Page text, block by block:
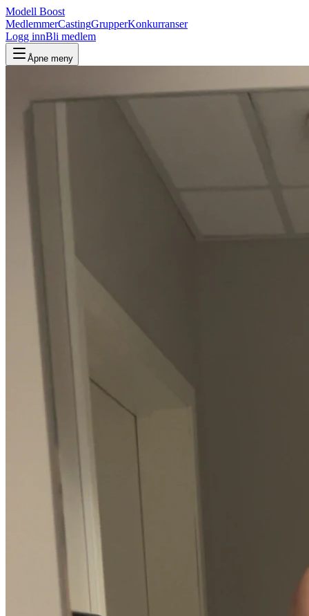
Modell Boost
MedlemmerCastingGrupperKonkurranser
Logg innBli medlem
Åpne meny